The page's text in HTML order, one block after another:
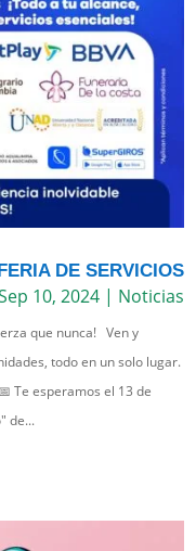
DE SERVICIOS
10, 2024| Noticias
que nunca! Ven y
todo en un solo lugar.
Te esperamos el 13 de
de...